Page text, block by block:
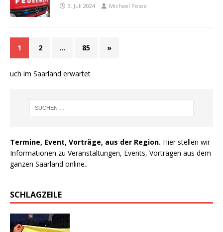
3. Juli 2024 Michael Posse
1 2 … 85 »
im Saarland erwartet
Termine, Event, Vorträge, aus der Region. Hier stellen wir
Informationen zu Veranstaltungen, Events, Vorträgen aus dem
ganzen Saarland online..
SCHLAGZEILE